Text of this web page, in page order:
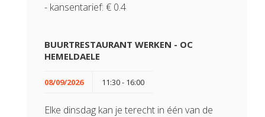
- kansentarief: € 0.4
BUURTRESTAURANT WERKEN - OC
HEMELDAELE
08/09/2026 11:30 - 16:00
Elke dinsdag kan je terecht in één van de